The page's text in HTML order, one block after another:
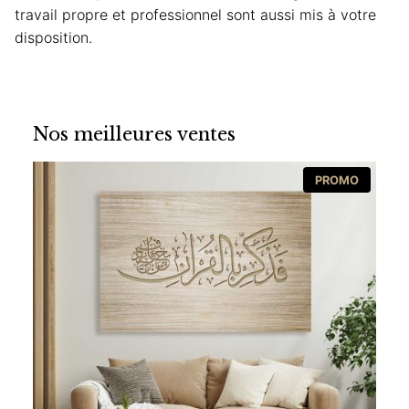
travail propre et professionnel sont aussi mis à votre
disposition.
Nos meilleures ventes
PROMO
EN